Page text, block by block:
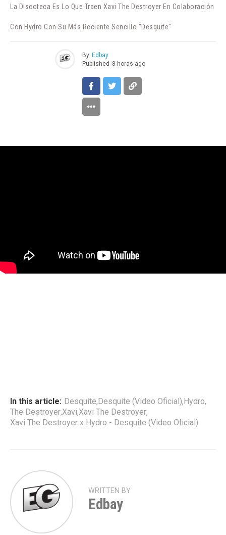
La Discoteca Es Lo Que Traen Xavi The Destroyer En Colaboración
Con Hydro Con Su Más Reciente Sencillo "Desquite"
By Edbay
Published 8 horas ago
In this article: Desquite,Desquite (Video Oficial),Hydro,
The Destroyer,Xavi,Xavi The Destroyer,
Xavi The Destroyer x Hydro - Desquite (Video Oficial)
WRITTEN BY
Edbay